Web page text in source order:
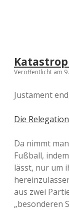
Veröffentlicht am
Justament
Die
Da nimmt
Fußball,
lässt, nur um
aus zwei
„besonderen